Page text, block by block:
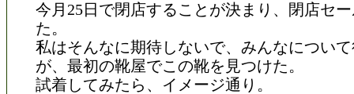
今月25日で閉店することが決まり、閉店セ
た。
私はそんなに期待しないで、みんなについ
が、最初の靴屋でこの靴を見つけた。
試着してみたら、イメージ通り。